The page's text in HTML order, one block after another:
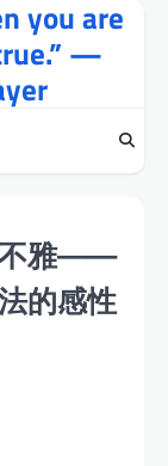
you are
—
不雅——
的感性